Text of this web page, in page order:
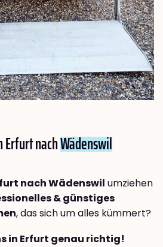
nachWädenswil
nach Wädenswil umziehen
& günstiges
, das sich um alles kümmert?
in Erfurt genau richtig!